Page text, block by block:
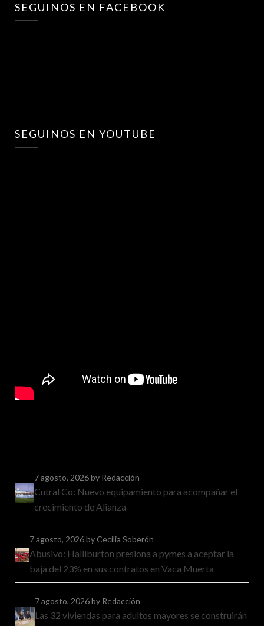
SEGUINOS EN FACEBOOK
SEGUINOS EN YOUTUBE
7 agosto, 2026by Redacción
Cutral Co: Nuevo equipamiento para acompañar el
crecimiento de Alianza
7 agosto, 2026by Cecilia Soberón
Abusivo: Halliburton presiona a pymes a aceptar la
baja del 23% en sus contratos en Vaca Muerta
7 agosto, 2026by Redacción
Las 32 viviendas para adultos mayores se construirán